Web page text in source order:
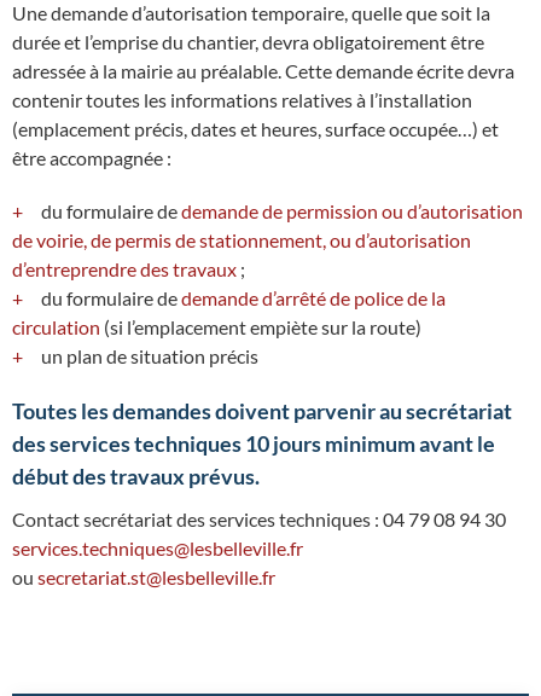
Une demande d’autorisation temporaire, quelle que soit la
durée et l’emprise du chantier, devra obligatoirement être
adressée à la mairie au préalable. Cette demande écrite devra
contenir toutes les informations relatives à l’installation
(emplacement précis, dates et heures, surface occupée…) et
être accompagnée :
du formulaire dedemande de permission ou d’autorisation
de voirie, de permis de stationnement, ou d’autorisation
d’entreprendre des travaux ;
du formulaire dedemande d’arrêté de police de la
circulation (si l’emplacement empiète sur la route)
un plan de situation précis
Toutes les demandes doivent parvenir au secrétariat
des services techniques 10 jours minimum avant le
début des travaux prévus.
Contact secrétariat des services techniques : 04 79 08 94 30
services.techniques@lesbelleville.fr
ou secretariat.st@lesbelleville.fr